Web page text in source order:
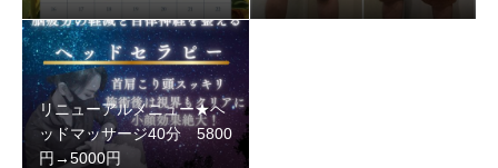
リニューアルメニュー★ヘ
ッドマッサージ40分 5800
円→5000円